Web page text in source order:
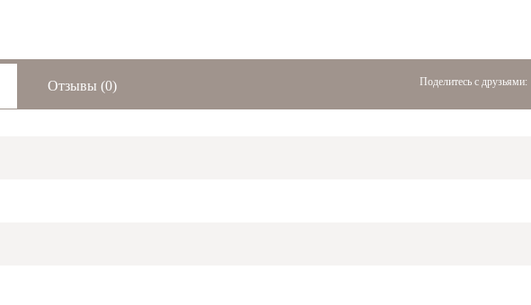
Отзывы (0) Поделитесь с друзьями: